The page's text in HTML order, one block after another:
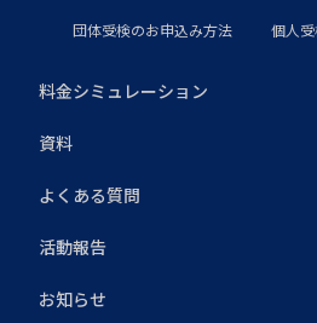
団体受検のお申込み方法 個人
料金シミュレーション
資料
よくある質問
活動報告
お知らせ